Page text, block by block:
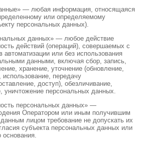
— любая информация, относящаяся
или определяемому
персональных данных).
данных» — любое действие
действий (операций), совершаемых с
автоматизации или без использования
данными, включая сбор, запись,
хранение, уточнение (обновление,
использование, передачу
доступ), обезличивание,
уничтожение персональных данных.
персональных данных» —
Оператором или иным получившим
лицом требование не допускать их
субъекта персональных данных или
основания.